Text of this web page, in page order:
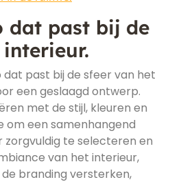
dat past bij de
dat past bij de sfeer van het
een geslaagd ontwerp.
met de stijl, kleuren en
om een samenhangend
te selecteren en
van het interieur,
branding versterken,